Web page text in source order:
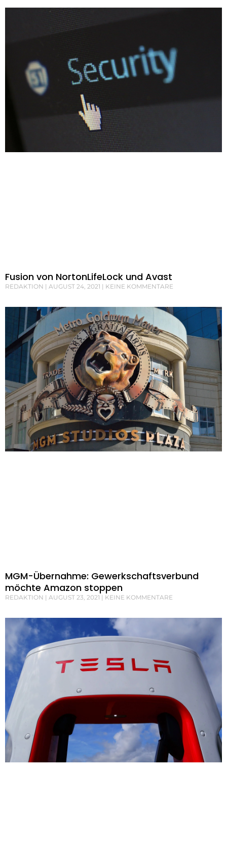
Fusion von NortonLifeLock und Avast
REDAKTION AUGUST 24, 2021 KEINE KOMMENTARE
MGM-Übernahme: Gewerkschaftsverbund
möchte Amazon stoppen
REDAKTION AUGUST 23, 2021 KEINE KOMMENTARE